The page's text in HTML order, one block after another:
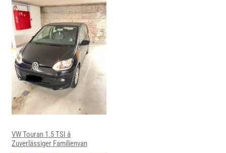
VW Touran 1.5 TSI â
Zuverlässiger Familienvan